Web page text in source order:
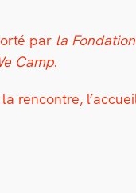
par la
Camp.
ren­con­tre,